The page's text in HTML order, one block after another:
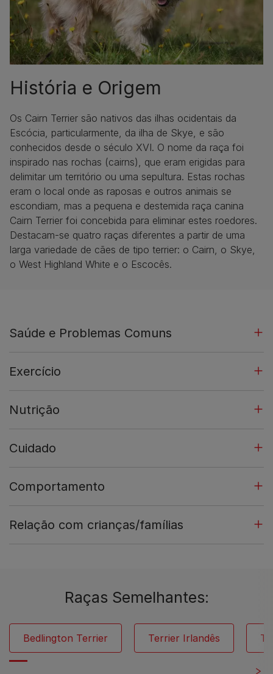
História e Origem
Os Cairn Terrier são nativos das ilhas ocidentais da
Escócia, particularmente, da ilha de Skye, e são
conhecidos desde o século XVI. O nome da raça foi
inspirado nas rochas (cairns), que eram erigidas para
delimitar um território ou uma sepultura. Estas rochas
eram o local onde as raposas e outros animais se
escondiam, mas a pequena e destemida raça canina
Cairn Terrier foi concebida para eliminar estes roedores.
Destacam-se quatro raças diferentes a partir de uma
larga variedade de cães de tipo terrier: o Cairn, o Skye,
o West Highland White e o Escocês.
Saúde e Problemas Comuns
Exercício
Nutrição
Cuidado
Comportamento
Relação com crianças/famílias
Raças Semelhantes:
Bedlington Terrier Terrier Irlandês